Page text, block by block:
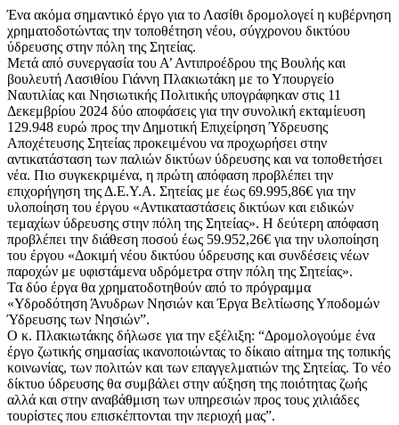
Ένα ακόμα σημαντικό έργο για το Λασίθι δρομολογεί η κυβέρνηση
χρηματοδοτώντας την τοποθέτηση νέου, σύγχρονου δικτύου
ύδρευσης στην πόλη της Σητείας.
Μετά από συνεργασία του Α’ Αντιπροέδρου της Βουλής και
βουλευτή Λασιθίου Γιάννη Πλακιωτάκη με το Υπουργείο
Ναυτιλίας και Νησιωτικής Πολιτικής υπογράφηκαν στις 11
Δεκεμβρίου 2024 δύο αποφάσεις για την συνολική εκταμίευση
129.948 ευρώ προς την Δημοτική Επιχείρηση Ύδρευσης
Αποχέτευσης Σητείας προκειμένου να προχωρήσει στην
αντικατάσταση των παλιών δικτύων ύδρευσης και να τοποθετήσει
νέα. Πιο συγκεκριμένα, η πρώτη απόφαση προβλέπει την
επιχορήγηση της Δ.Ε.Υ.Α. Σητείας με έως 69.995,86€ για την
υλοποίηση του έργου «Αντικαταστάσεις δικτύων και ειδικών
τεμαχίων ύδρευσης στην πόλη της Σητείας». Η δεύτερη απόφαση
προβλέπει την διάθεση ποσού έως 59.952,26€ για την υλοποίηση
του έργου «Δοκιμή νέου δικτύου ύδρευσης και συνδέσεις νέων
παροχών με υφιστάμενα υδρόμετρα στην πόλη της Σητείας».
Τα δύο έργα θα χρηματοδοτηθούν από το πρόγραμμα
«Υδροδότηση Άνυδρων Νησιών και Έργα Βελτίωσης Υποδομών
Ύδρευσης των Νησιών”.
Ο κ. Πλακιωτάκης δήλωσε για την εξέλιξη: “Δρομολογούμε ένα
έργο ζωτικής σημασίας ικανοποιώντας το δίκαιο αίτημα της τοπικής
κοινωνίας, των πολιτών και των επαγγελματιών της Σητείας. Το νέο
δίκτυο ύδρευσης θα συμβάλει στην αύξηση της ποιότητας ζωής
αλλά και στην αναβάθμιση των υπηρεσιών προς τους χιλιάδες
τουρίστες που επισκέπτονται την περιοχή μας”.